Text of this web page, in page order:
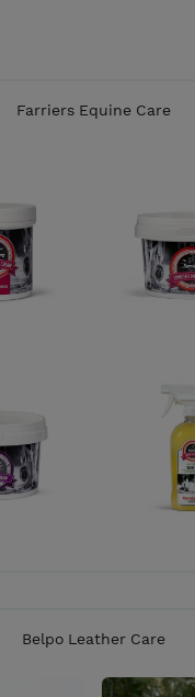
Farriers Equine Care
Belpo Leather Care